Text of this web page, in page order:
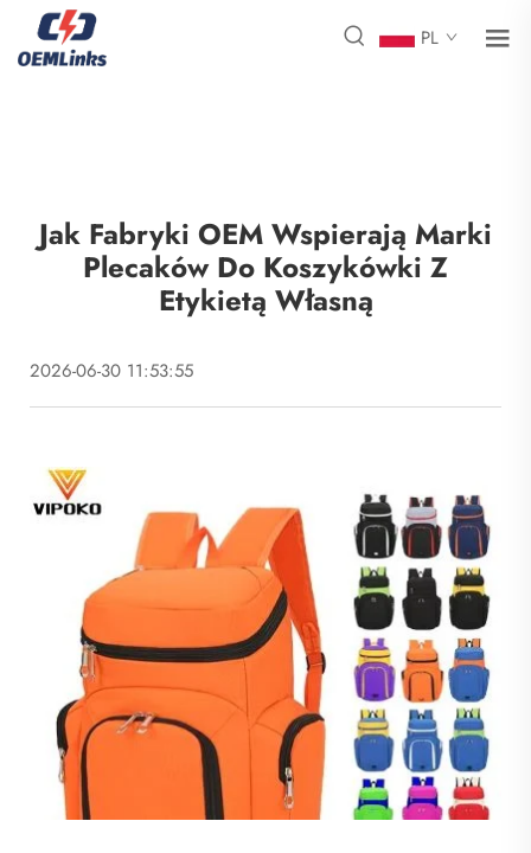
PL
Jak Fabryki OEM Wspierają Marki
Plecaków Do Koszykówki Z
Etykietą Własną
2026-06-30 11:53:55